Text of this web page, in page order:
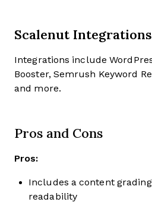
Scalenut Integrations
Integrations include
Booster, Semrush Keyword
and more.
Pros and Cons
Pros:
Includes a content
readability